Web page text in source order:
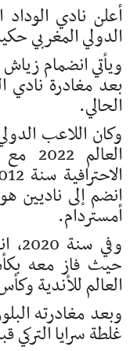
أعلن نادي
الدولي المغربي
ويأتي انضمام
بعد مغادرة نادي
الحالي.
وكان اللاعب
انضم إلى ناديين
أمستردام.
حيث فاز معه
العالم للأندية
غلطة سرايا التركي